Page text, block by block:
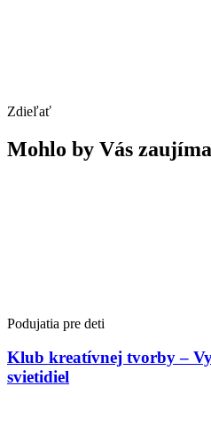
Zdieľať
Mohlo by Vás
Podujatia pre deti
Klub kreatívnej tvorby –
svietidiel